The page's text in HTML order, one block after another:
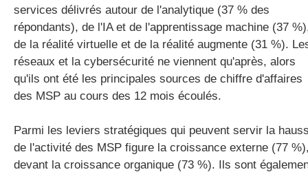
services délivrés autour de l'analytique (37 % des
répondants), de l'IA et de l'apprentissage machine (37
de la réalité virtuelle et de la réalité augmente (31 %).
réseaux et la cybersécurité ne viennent qu'après, alors
qu'ils ont été les principales sources de chiffre d'affaires
des MSP au cours des 12 mois écoulés.
Parmi les leviers stratégiques qui peuvent servir la
de l'activité des MSP figure la croissance externe (77
devant la croissance organique (73 %). Ils sont